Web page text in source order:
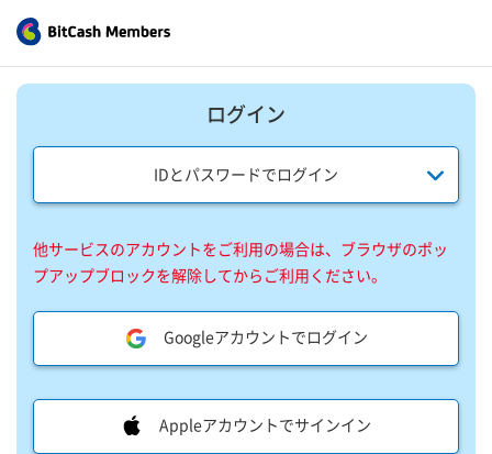
ログイン
IDとパスワードでログイン
他サービスのアカウントをご利用の場合は、ブラウザのポッ
プアップブロックを解除してからご利用ください。
Googleアカウントでログイン
Appleアカウントでサインイン